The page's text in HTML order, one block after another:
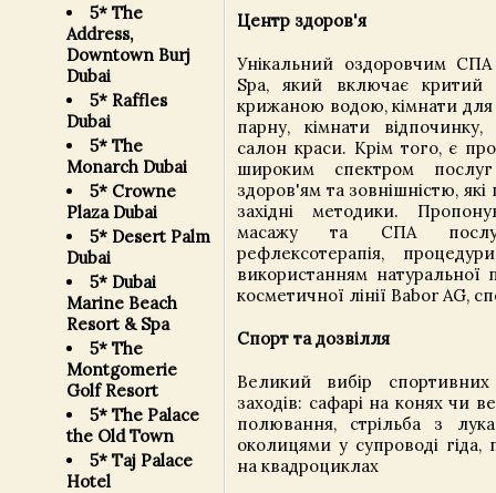
5* The
Address,
Downtown Burj
Dubai
5* Raffles
Dubai
5* The
Monarch Dubai
5* Crowne
Plaza Dubai
5* Desert Palm
Dubai
5* Dubai
Marine Beach
Resort & Spa
5* The
Montgomerie
Golf Resort
5* The Palace
the Old Town
5* Taj Palace
Hotel
Центр здоров'я
Унікальний оздоровчим
Spa, який включає критий
крижаною водою, кімнати для
парну, кімнати
салон краси. Крім того, є
широким спектром
здоров'ям та зовнішністю, які
західні методики.
масажу та СПА послуг,
рефлексотерапія,
використанням натуральної
косметичної лінії Babor AG,
Спорт та дозвілля
Великий вибір
заходів: сафарі на конях чи
полювання, стрільба з
околицями у супроводі гіда,
на квадроциклах